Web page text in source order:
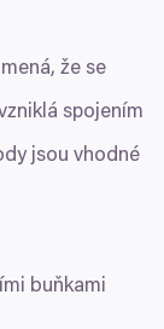
že se
spojením
jsou vhodné
buňkami